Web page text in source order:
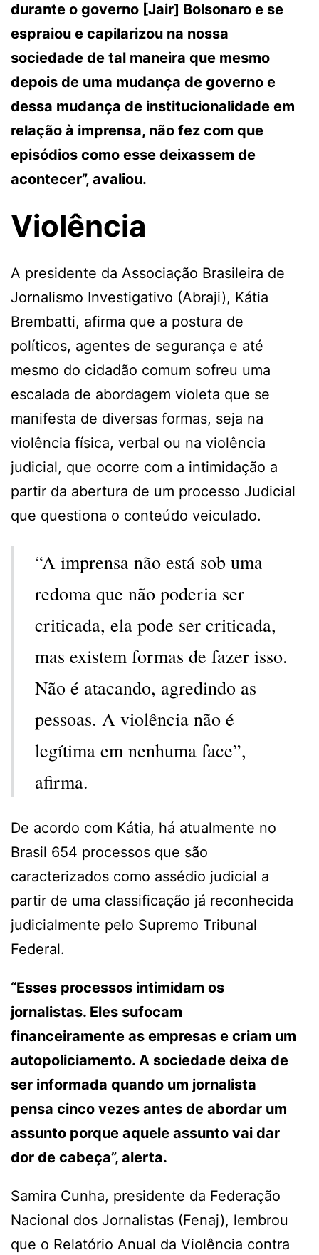
durante o governo [Jair] Bolsonaro e se
espraiou e capilarizou na nossa
sociedade de tal maneira que mesmo
depois de uma mudança de governo e
dessa mudança de institucionalidade em
relação à imprensa, não fez com que
episódios como esse deixassem de
acontecer”, avaliou.
Violência
A presidente da Associação Brasileira de
Jornalismo Investigativo (Abraji), Kátia
Brembatti, afirma que a postura de
políticos, agentes de segurança e até
mesmo do cidadão comum sofreu uma
escalada de abordagem violeta que se
manifesta de diversas formas, seja na
violência física, verbal ou na violência
judicial, que ocorre com a intimidação a
partir da abertura de um processo Judicial
que questiona o conteúdo veiculado.
“A imprensa não está sob uma
redoma que não poderia ser
criticada, ela pode ser criticada,
mas existem formas de fazer isso.
Não é atacando, agredindo as
pessoas. A violência não é
legítima em nenhuma face”,
afirma.
De acordo com Kátia, há atualmente no
Brasil 654 processos que são
caracterizados como assédio judicial a
partir de uma classificação já reconhecida
judicialmente pelo Supremo Tribunal
Federal.
“Esses processos intimidam os
jornalistas. Eles sufocam
financeiramente as empresas e criam um
autopoliciamento. A sociedade deixa de
ser informada quando um jornalista
pensa cinco vezes antes de abordar um
assunto porque aquele assunto vai dar
dor de cabeça”, alerta.
Samira Cunha, presidente da Federação
Nacional dos Jornalistas (Fenaj), lembrou
que o Relatório Anual da Violência contra